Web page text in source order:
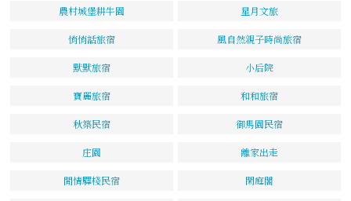
農村城堡耕牛園 星月文旅
悄悄話旅宿 風自然親子時尚旅宿
默默旅宿 小后院
寶麗旅宿 和和旅宿
秋築民宿 御馬園民宿
庄園 離家出走
閒情驛棧民宿 閑庭閣